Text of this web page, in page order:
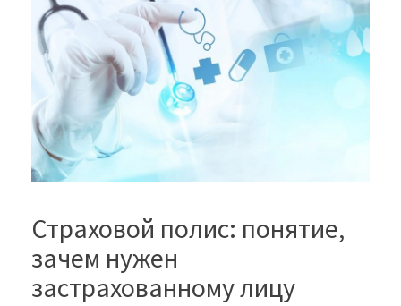
Страховой полис: понятие,
зачем нужен
застрахованному лицу